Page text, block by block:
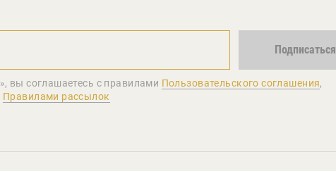
Подписаться
вы соглашаетеcь с правилами Пользовательского соглашения,
Правилами рассылок